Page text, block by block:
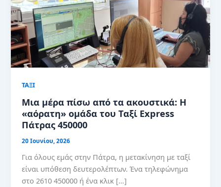
ΤΑΞΙ
Μια μέρα πίσω από τα ακουστικά: Η
«αόρατη» ομάδα του Ταξί Express
Πάτρας 450000
20 Ιουνίου, 2026
Για όλους εμάς στην Πάτρα, η μετακίνηση με ταξί
είναι υπόθεση δευτερολέπτων. Ένα τηλεφώνημα
στο 2610 450000 ή ένα κλικ […]